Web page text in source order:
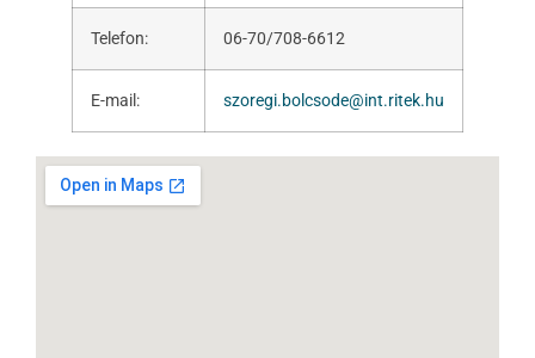
Telefon: 06-70/708-6612
E-mail: szoregi.bolcsode@int.ritek.hu